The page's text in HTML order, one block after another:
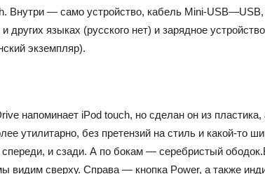
Внутри — само устройство, кабель Mini-USB—USB,
других языках (русского нет) и зарядное
экземпляр).
напоминает iPod touch, но сделан он из
утилитарно, без претензий на стиль и какой-то
спереди, и сзади. А по бокам — серебристый
сверху. Справа — кнопка Power, а также